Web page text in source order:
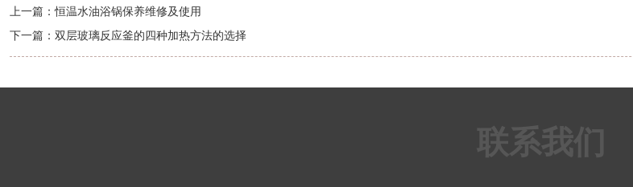
上一篇：恒温水油浴锅保养维修及使用
下一篇： 双层玻璃反应釜的四种加热方法的选择
联系我们